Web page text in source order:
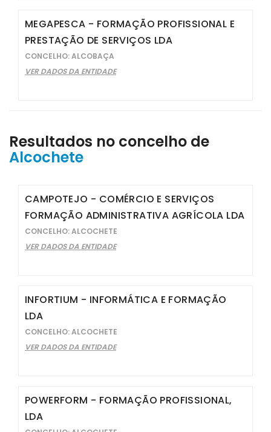
MEGAPESCA - FORMAÇÃO PROFISSIONAL E
PRESTAÇÃO DE SERVIÇOS LDA
CONCELHO: ALCOBAÇA
VER DADOS DA ENTIDADE
Resultados no concelho de
Alcochete
CAMPOTEJO - COMÉRCIO E SERVIÇOS
FORMAÇÃO ADMINISTRATIVA AGRÍCOLA LDA
CONCELHO: ALCOCHETE
VER DADOS DA ENTIDADE
INFORTIUM - INFORMÁTICA E FORMAÇÃO
LDA
CONCELHO: ALCOCHETE
VER DADOS DA ENTIDADE
POWERFORM - FORMAÇÃO PROFISSIONAL,
LDA